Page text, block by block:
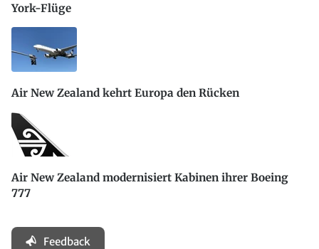
York-Flüge
Air New Zealand kehrt Europa den Rücken
Air New Zealand modernisiert Kabinen ihrer Boeing
777
Feedback